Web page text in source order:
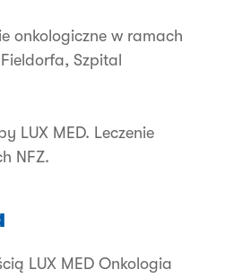
onkologiczne w ramach
Szpital
LUX MED. Leczenie
NFZ.
LUX MED Onkologia